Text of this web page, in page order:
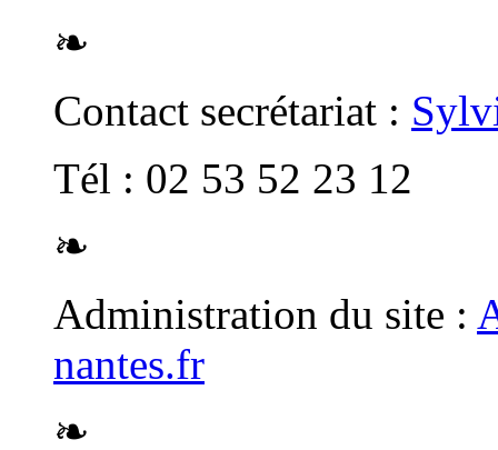
❧
Contact secrétariat :
Tél : 02 53 52 23 12
❧
Administration du site :
nantes.fr
❧